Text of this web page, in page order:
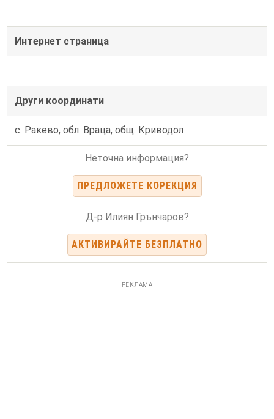
Интернет страница
Други координати
с. Ракево, обл. Враца, общ. Криводол
Неточна информация?
ПРЕДЛОЖЕТЕ КОРЕКЦИЯ
Д-р Илиян Грънчаров?
АКТИВИРАЙТЕ БЕЗПЛАТНО
РЕКЛАМА